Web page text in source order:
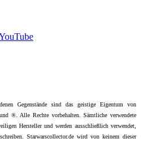
Gegenstände sind das geistige Eigentum von
®. Alle Rechte vorbehalten. Sämtliche verwendete
Hersteller und werden ausschließlich verwendet,
Starwarscollector.de wird von keinem dieser